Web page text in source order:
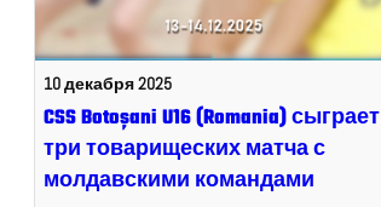
10 декабря 2025
CSS Botoșani U16 (Romania) сыграет
три товарищеских матча с
молдавскими командами